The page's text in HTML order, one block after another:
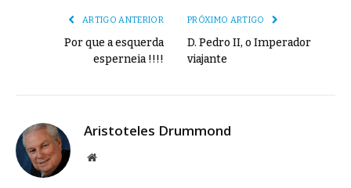
ARTIGO ANTERIOR
Por que a esquerda
esperneia !!!!
PRÓXIMO ARTIGO
D. Pedro II, o Imperador
viajante
Aristoteles Drummond
Site